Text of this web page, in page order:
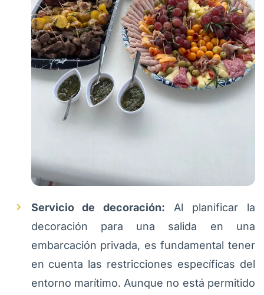
Servicio de decoración: Al planificar la
decoración para una salida en una
embarcación privada, es fundamental tener
en cuenta las restricciones específicas del
entorno marítimo. Aunque no está permitido